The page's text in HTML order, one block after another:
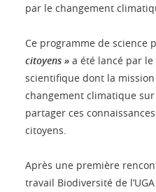
par le changement
Ce programme de science
citoyens » a été lancé par le
scientifique dont la mission
changement climatique
partager ces
citoyens.
Après une première
travail Biodiversité de